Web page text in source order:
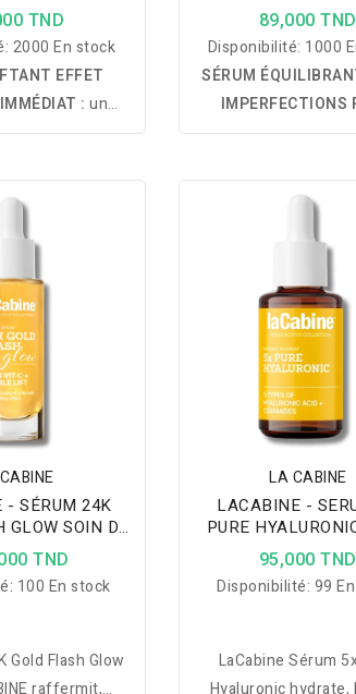
TND
2000 En stock
EFFET
: un
aux Algues
illumine le
une
de maquillage
8 heures.
SEBUM 30ML
89,000 TND
Disponibilité: 1000
SÉRUM
IMPERFECTIONS
PEAUX MIXTES À
régule l'excès de
imperfections et les
tout en hydratant et
durablement la
- SÉRUM 24K
GLOW SOIN DU
TND
100 En stock
Gold Flash Glow
raffermit,
LA CABINE
LACABINE -
PURE
95,000 TND
Disponibilité: 99
LaCabine Sérum
Hyaluronic hydrate,